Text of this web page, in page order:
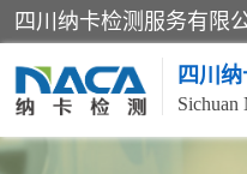
四川
Sichuan